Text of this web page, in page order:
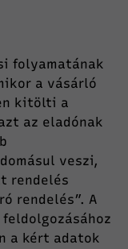
folyamatának
a vásárló
kitölti a
az eladónak
veszi,
rendelés
rendelés”. A
a kért adatok